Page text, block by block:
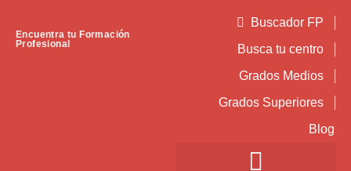
Encuentra tu Formación
Profesional
Buscador FP
Busca tu centro
Grados Medios
Grados Superiores
Blog